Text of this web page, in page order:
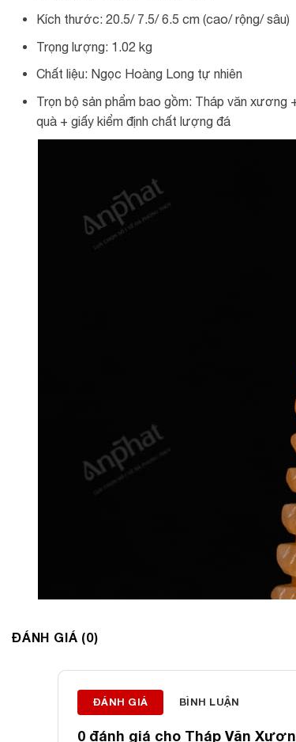
Kích thước: 20.5/ 7.5/ 6.5 cm (cao/ rộng/ sâu)
Trọng lượng: 1.02 kg
Chất liệu: Ngọc Hoàng Long tự nhiên
Trọn bộ sản phẩm bao gồm: Tháp văn
quà + giấy kiểm định chất lượng đá
ĐÁNH GIÁ (0)
ĐÁNH GIÁ BÌNH LUẬN
0 đánh giá cho Tháp Văn